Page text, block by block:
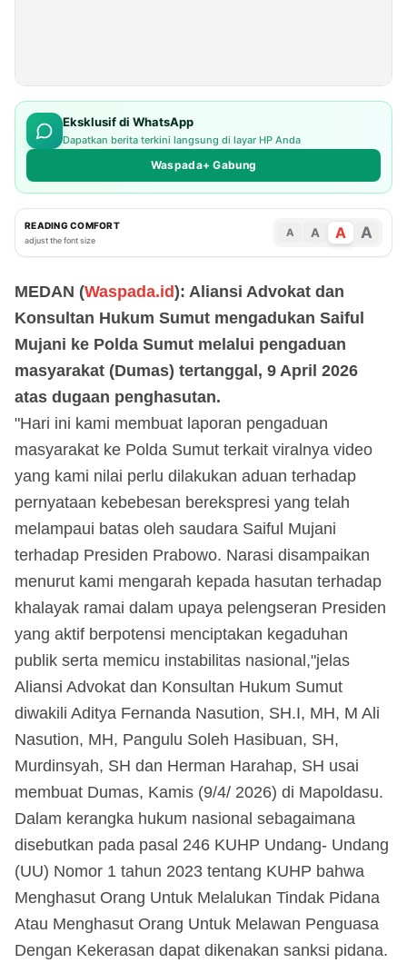
Eksklusif di WhatsApp
Dapatkan berita terkini langsung di layar HP Anda
Waspada+ Gabung
READING COMFORT
adjust the font size
A A A A
MEDAN (Waspada.id): Aliansi Advokat dan
Konsultan Hukum Sumut mengadukan Saiful
Mujani ke Polda Sumut melalui pengaduan
masyarakat (Dumas) tertanggal, 9 April 2026
atas dugaan penghasutan.
"Hari ini kami membuat laporan pengaduan
masyarakat ke Polda Sumut terkait viralnya video
yang kami nilai perlu dilakukan aduan terhadap
pernyataan kebebesan berekspresi yang telah
melampaui batas oleh saudara Saiful Mujani
terhadap Presiden Prabowo. Narasi disampaikan
menurut kami mengarah kepada hasutan terhadap
khalayak ramai dalam upaya pelengseran Presiden
yang aktif berpotensi menciptakan kegaduhan
publik serta memicu instabilitas nasional,"jelas
Aliansi Advokat dan Konsultan Hukum Sumut
diwakili Aditya Fernanda Nasution, SH.I, MH, M Ali
Nasution, MH, Pangulu Soleh Hasibuan, SH,
Murdinsyah, SH dan Herman Harahap, SH usai
membuat Dumas, Kamis (9/4/ 2026) di Mapoldasu.
Dalam kerangka hukum nasional sebagaimana
disebutkan pada pasal 246 KUHP Undang- Undang
(UU) Nomor 1 tahun 2023 tentang KUHP bahwa
Menghasut Orang Untuk Melalukan Tindak Pidana
Atau Menghasut Orang Untuk Melawan Penguasa
Dengan Kekerasan dapat dikenakan sanksi pidana.